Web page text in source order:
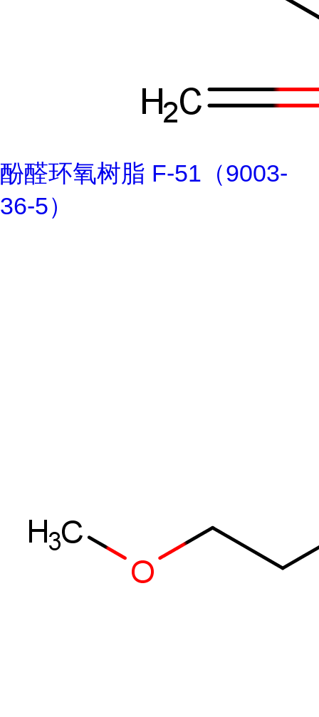
酚醛环氧树脂 F-51（9003-
36-5）